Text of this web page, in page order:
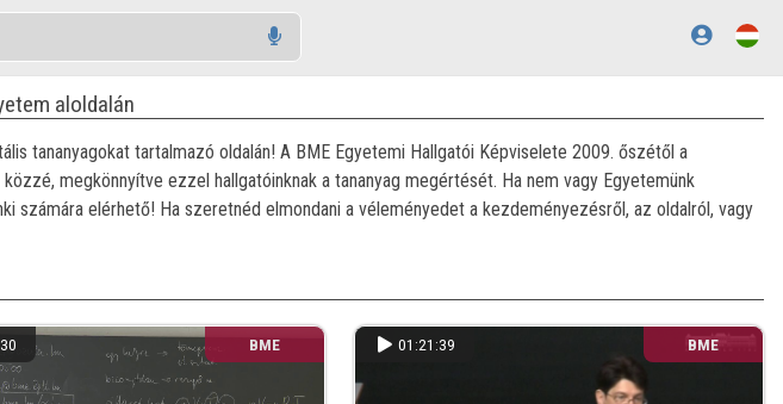
aloldalán
tananyagokat tartalmazó oldalán! A BME Egyetemi Hallgatói Képviselete 2009. őszétől a
megkönnyítve ezzel hallgatóinknak a tananyag megértését. Ha nem vagy Egyetemünk
számára elérhető! Ha szeretnéd elmondani a véleményedet a kezdeményezésről, az oldalról, vagy
BME 01:21:39 BME